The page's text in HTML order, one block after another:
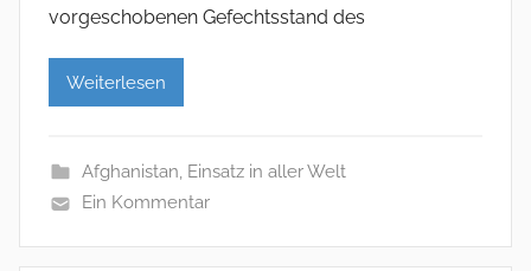
vorgeschobenen Gefechtsstand des
Weiterlesen
Afghanistan, Einsatz in aller Welt
Ein Kommentar